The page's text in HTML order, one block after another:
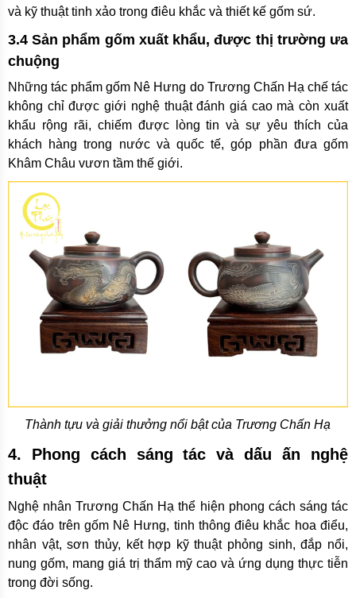
và kỹ thuật tinh xảo trong điêu khắc và thiết kế gốm sứ.
3.4 Sản phẩm gốm xuất khẩu, được thị trường ưa
chuộng
Những tác phẩm gốm Nê Hưng do Trương Chấn Hạ chế tác
không chỉ được giới nghệ thuật đánh giá cao mà còn xuất
khẩu rộng rãi, chiếm được lòng tin và sự yêu thích của
khách hàng trong nước và quốc tế, góp phần đưa gốm
Khâm Châu vươn tầm thế giới.
Thành tựu và giải thưởng nổi bật của Trương Chấn Hạ
4. Phong cách sáng tác và dấu ấn nghệ
thuật
Nghệ nhân Trương Chấn Hạ thể hiện phong cách sáng tác
độc đáo trên gốm Nê Hưng, tinh thông điêu khắc hoa điểu,
nhân vật, sơn thủy, kết hợp kỹ thuật phỏng sinh, đắp nổi,
nung gốm, mang giá trị thẩm mỹ cao và ứng dụng thực tiễn
trong đời sống.